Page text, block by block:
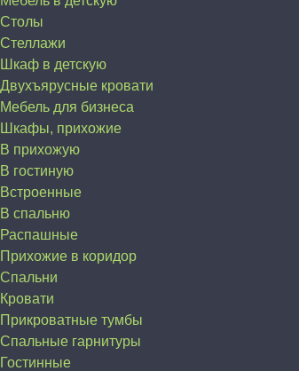
Столы
Стеллажи
Шкаф в детскую
Двухъярусные кровати
Мебель для бизнеса
Шкафы, прихожие
В прихожую
В гостиную
Встроенные
В спальню
Распашные
Прихожие в коридор
Спальни
Кровати
Прикроватные тумбы
Спальные гарнитуры
Гостинные